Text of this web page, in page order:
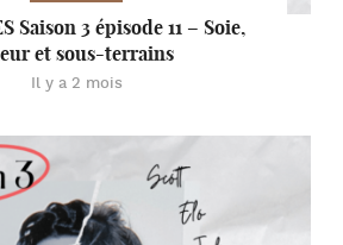
Saison 3 épisode 11 – Soie,
et sous-terrains
Il y a 2 mois